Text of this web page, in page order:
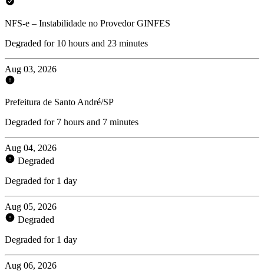
NFS-e – Instabilidade no Provedor GINFES
Degraded for 10 hours and 23 minutes
Aug 03, 2026
Prefeitura de Santo André/SP
Degraded for 7 hours and 7 minutes
Aug 04, 2026
Degraded
Degraded for 1 day
Aug 05, 2026
Degraded
Degraded for 1 day
Aug 06, 2026